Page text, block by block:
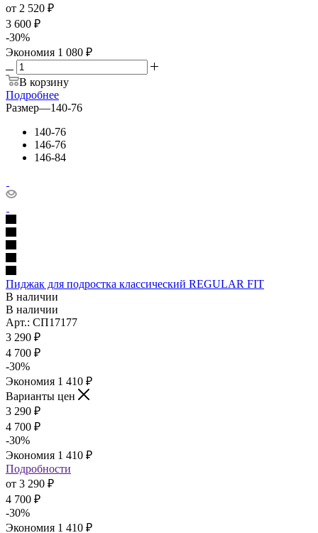
от 2 520 ₽
3 600 ₽
-30%
Экономия 1 080 ₽
В корзину
Подробнее
Размер—140-76
140-76
146-76
146-84
Пиджак для подростка классический REGULAR FIT
В наличии
В наличии
Арт.: СП17177
3 290 ₽
4 700 ₽
-30%
Экономия 1 410 ₽
Варианты цен
3 290 ₽
4 700 ₽
-30%
Экономия 1 410 ₽
Подробности
от 3 290 ₽
4 700 ₽
-30%
Экономия 1 410 ₽